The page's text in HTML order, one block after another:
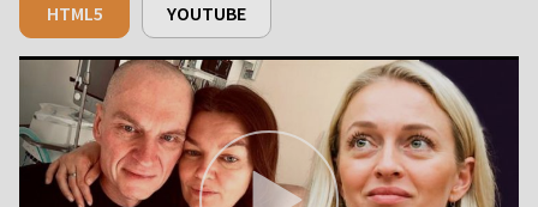
HTML5 YOUTUBE